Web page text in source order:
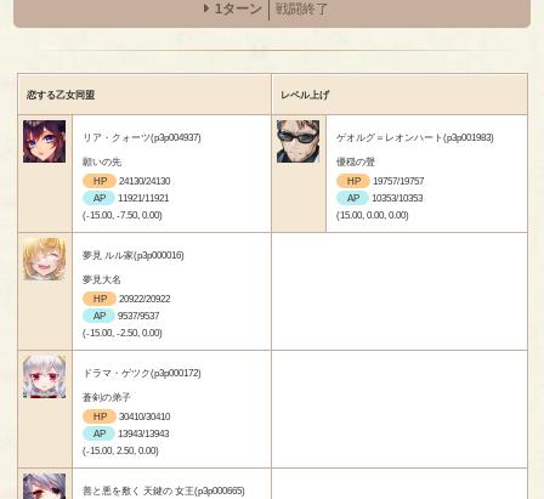
1ターン 戦闘終了
恋する乙女同盟 レベル上げ
リア・クォーツ(p3p004937)
願いの先
HP
24130/24130
AP
11921/11921
(-15.00, -7.50, 0.00)
ゲオルグ＝レオンハート(p3p001983)
優穏の聲
HP
19757/19757
AP
10353/10353
(15.00, 0.00, 0.00)
夢見 ルル家(p3p000016)
夢見大名
HP
20922/20922
AP
9537/9537
(-15.00, -2.50, 0.00)
ドラマ・ゲツク(p3p000172)
蒼剣の弟子
HP
30410/30410
AP
13943/13943
(-15.00, 2.50, 0.00)
善と悪を敷く 天鍵の 女王(p3p000665)